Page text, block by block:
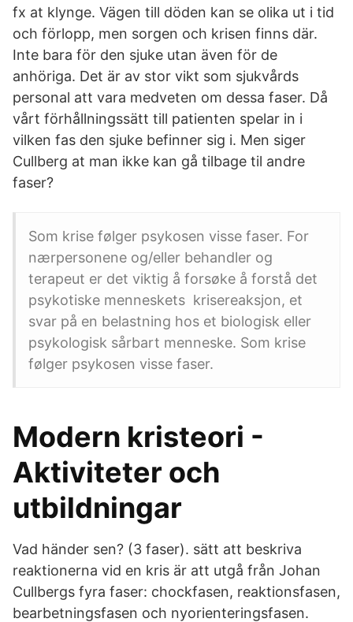
fx at klynge. Vägen till döden kan se olika ut i tid
och förlopp, men sorgen och krisen finns där.
Inte bara för den sjuke utan även för de
anhöriga. Det är av stor vikt som sjukvårds
personal att vara medveten om dessa faser. Då
vårt förhållningssätt till patienten spelar in i
vilken fas den sjuke befinner sig i. Men siger
Cullberg at man ikke kan gå tilbage til andre
faser?
Som krise følger psykosen visse faser. For
nærpersonene og/eller behandler og
terapeut er det viktig å forsøke å forstå det
psykotiske menneskets krisereaksjon, et
svar på en belastning hos et biologisk eller
psykologisk sårbart menneske. Som krise
følger psykosen visse faser.
Modern kristeori -
Aktiviteter och
utbildningar
Vad händer sen? (3 faser). sätt att beskriva
reaktionerna vid en kris är att utgå från Johan
Cullbergs fyra faser: chockfasen, reaktionsfasen,
bearbetningsfasen och nyorienteringsfasen.